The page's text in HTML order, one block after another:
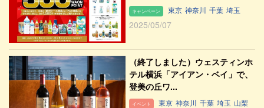
キャンペーン 東京 神奈川 千葉 埼玉
2025/05/07
（終了しました）ウェスティンホ
テル横浜「アイアン・ベイ」で、
登美の丘ワ...
イベント 東京 神奈川 千葉 埼玉 山梨